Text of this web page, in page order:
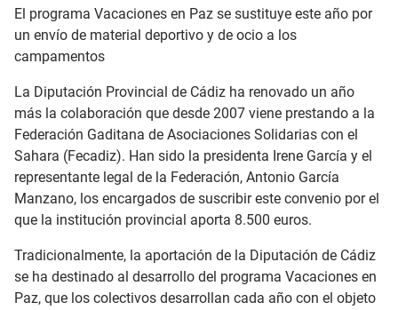
El programa Vacaciones en Paz se sustituye este año por
un envío de material deportivo y de ocio a los
campamentos
La Diputación Provincial de Cádiz ha renovado un año
más la colaboración que desde 2007 viene prestando a la
Federación Gaditana de Asociaciones Solidarias con el
Sahara (Fecadiz). Han sido la presidenta Irene García y el
representante legal de la Federación, Antonio García
Manzano, los encargados de suscribir este convenio por el
que la institución provincial aporta 8.500 euros.
Tradicionalmente, la aportación de la Diputación de Cádiz
se ha destinado al desarrollo del programa Vacaciones en
Paz, que los colectivos desarrollan cada año con el objeto